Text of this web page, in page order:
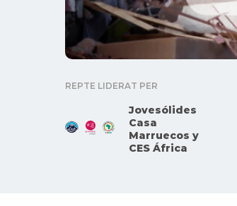
REPTE LIDERAT PER
Jovesólides
Casa
Marruecos y
CES África